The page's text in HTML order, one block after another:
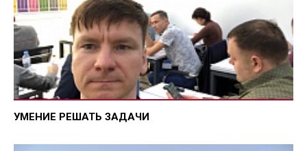
УМЕНИЕ РЕШАТЬ ЗАДАЧИ